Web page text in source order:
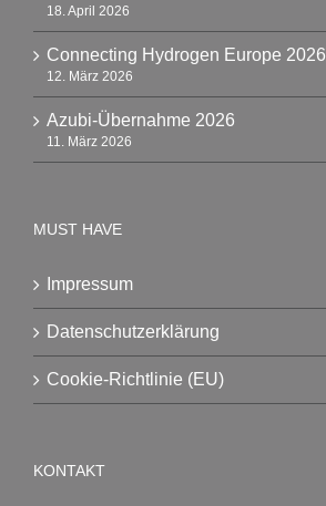
18. April 2026
Connecting Hydrogen Europe 2026
12. März 2026
Azubi-Übernahme 2026
11. März 2026
MUST HAVE
Impressum
Datenschutzerklärung
Cookie-Richtlinie (EU)
KONTAKT